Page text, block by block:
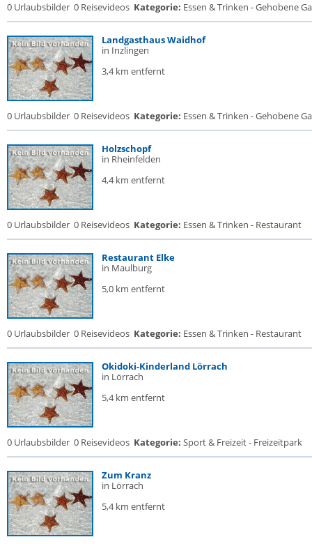
0 Urlaubsbilder 0 Reisevideos Kategorie: Essen & Trinken - Gehobene
Landgasthaus Waidhof
in Inzlingen
3,4 km entfernt
0 Urlaubsbilder 0 Reisevideos Kategorie: Essen & Trinken - Gehobene
Holzschopf
in Rheinfelden
4,4 km entfernt
0 Urlaubsbilder 0 Reisevideos Kategorie: Essen & Trinken - Restaurant
Restaurant Elke
in Maulburg
5,0 km entfernt
0 Urlaubsbilder 0 Reisevideos Kategorie: Essen & Trinken - Restaurant
Okidoki-Kinderland Lörrach
in Lörrach
5,4 km entfernt
0 Urlaubsbilder 0 Reisevideos Kategorie: Sport & Freizeit - Freizeitpark
Zum Kranz
in Lörrach
5,4 km entfernt